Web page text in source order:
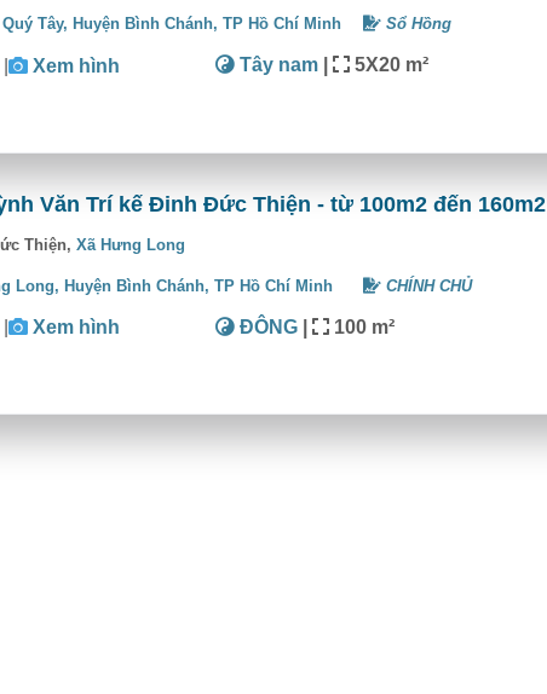
Tây, Huyện Bình Chánh,TP Hồ Chí Minh Sổ Hồng
| Xem hình Tây nam| 5X20 m²
Văn Trí kế Đinh Đức Thiện - từ 100m2 đến 160m2
Thiện,Xã Hưng Long
Long, Huyện Bình Chánh,TP Hồ Chí Minh CHÍNH CHỦ
| Xem hình ĐÔNG| 100 m²